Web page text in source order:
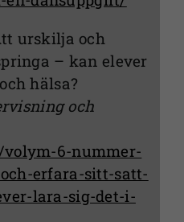
urskilja och
– kan elever
hälsa?
och
6-nummer-
erfara-sitt-satt-
lara-sig-det-i-